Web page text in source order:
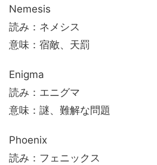
Nemesis
読み：ネメシス
意味：宿敵、天罰
Enigma
読み：エニグマ
意味：謎、難解な問題
Phoenix
読み：フェニックス